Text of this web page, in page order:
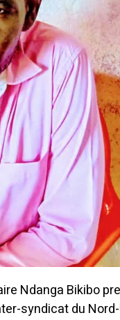
Ndanga Bikibo
syndicat du Nord-